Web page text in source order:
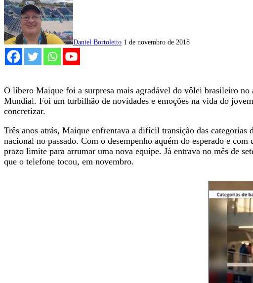
Daniel Bortoletto 1 de novembro de 2018
O líbero Maique foi a surpresa mais agradável do vôlei brasileiro no
Mundial. Foi um turbilhão de novidades e emoções na vida do
concretizar.
Três anos atrás, Maique enfrentava a difícil transição das
nacional no passado. Com o desempenho aquém do esperado e
prazo limite para arrumar uma nova equipe. Já entrava no mês de
que o telefone tocou, em novembro.